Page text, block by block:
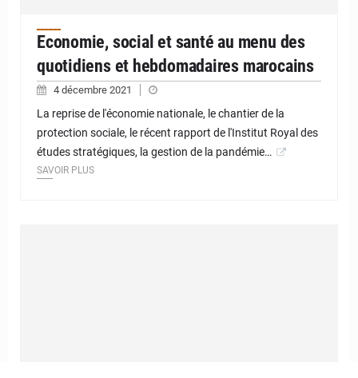
Economie, social et santé au menu des
quotidiens et hebdomadaires marocains
4 décembre 2021
La reprise de l'économie nationale, le chantier de la
protection sociale, le récent rapport de l'Institut Royal des
études stratégiques, la gestion de la pandémie…
SAVOIR PLUS